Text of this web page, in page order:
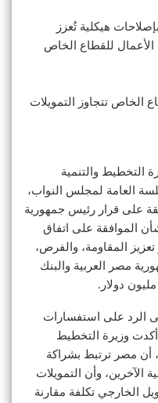
هيكلية تُعزز
الأعمال للقطاع الخاص
الخاص تتجاوز التمويلات
التخطيط والتنمية
العامة لمجلس النواب،
على قرار رئيس جمهورية
رقم 637 لسنة 2024 بشأن الموافقة على اتفاق
المقاومة، والفرص،
مصر العربية والبنك
الرد على استفسارات
وزيرة التخطيط
أن مصر ترتبط بشراكة
الآخرين، وأن التمويلات
الخارجي تكلفة مقارنة